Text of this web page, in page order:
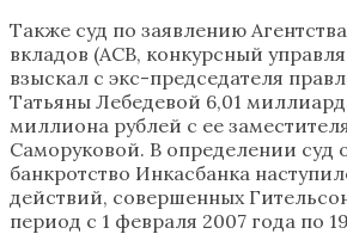
Также суд по заявлению
вкладов (АСВ, конкурсный
взыскал с экс-председателя
Татьяны Лебедевой 6,01
миллиона рублей с ее
Саморуковой. В определении суд
банкротство Инкасбанка
действий, совершенных
период с 1 февраля 2007 года по